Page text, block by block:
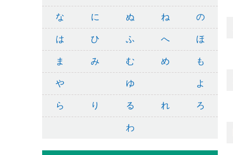
な に ぬ ね の
は ひ ふ へ ほ
ま み む め も
や ゆ よ
ら り る れ ろ
わ